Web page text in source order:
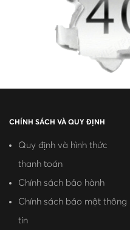
CHÍNH SÁCH VÀ QUY ĐỊNH
Quy định và hình thức
thanh toán
Chính sách bảo hành
Chính sách bảo mật thông
tin